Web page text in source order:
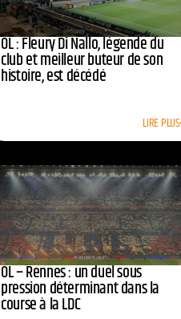
OL : Fleury Di Nallo, légende du
club et meilleur buteur de son
histoire, est décédé
LIRE PLUS
OL – Rennes : un duel sous
pression déterminant dans la
course à la LDC